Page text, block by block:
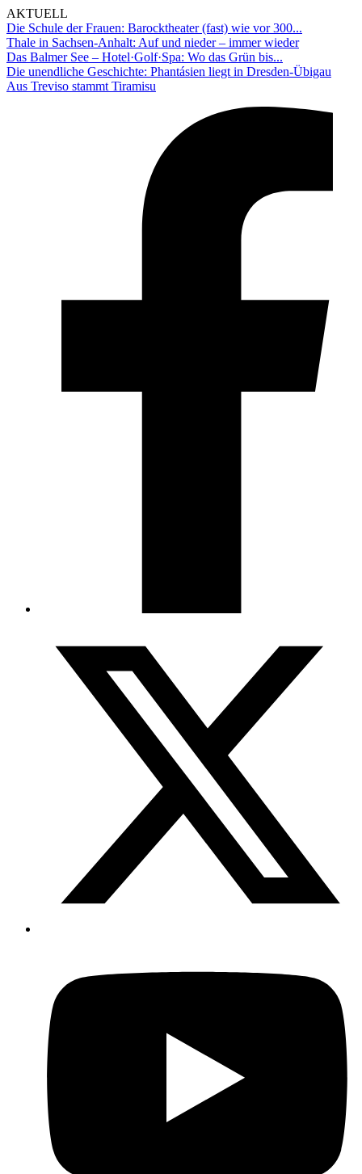
AKTUELL
Die Schule der Frauen: Barocktheater (fast) wie vor 300...
Thale in Sachsen-Anhalt: Auf und nieder – immer wieder
Das Balmer See – Hotel·Golf·Spa: Wo das Grün bis...
Die unendliche Geschichte: Phantásien liegt in Dresden-Übigau
Aus Treviso stammt Tiramisu